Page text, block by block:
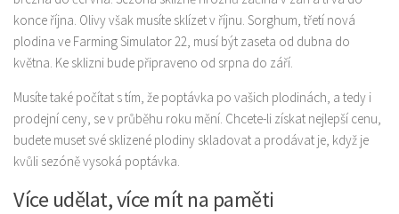
konce října. Olivy však musíte sklízet v říjnu. Sorghum, třetí nová
plodina ve Farming Simulator 22, musí být zaseta od dubna do
května. Ke sklizni bude připraveno od srpna do září.
Musíte také počítat s tím, že poptávka po vašich plodinách, a tedy i
prodejní ceny, se v průběhu roku mění. Chcete-li získat nejlepší cenu,
budete muset své sklizené plodiny skladovat a prodávat je, když je
kvůli sezóně vysoká poptávka.
Více udělat, více mít na paměti